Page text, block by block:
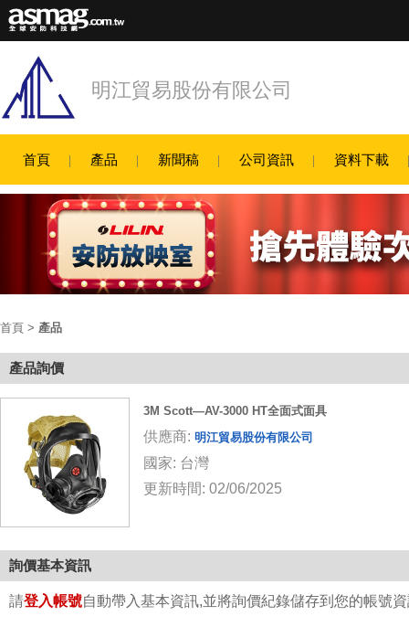
明江貿易股份有限公司
首頁 產品 新聞稿 公司資訊 資料下載
首頁 > 產品
產品詢價
3M Scott—AV-3000 HT全面式面具
供應商: 明江貿易股份有限公司
國家: 台灣
更新時間: 02/06/2025
詢價基本資訊
請登入帳號自動帶入基本資訊,並將詢價紀錄儲存到您的帳號